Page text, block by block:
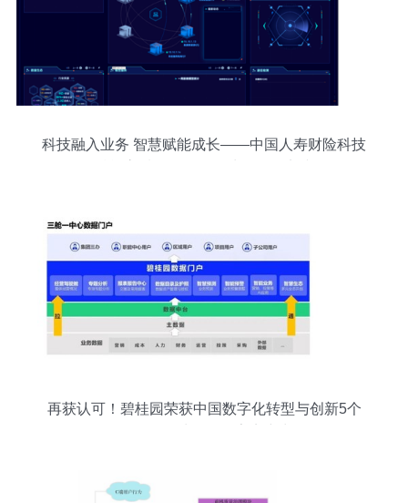
科技融入业务 智慧赋能成长——中国人寿财险科技
再获认可！碧桂园荣获中国数字化转型与创新5个